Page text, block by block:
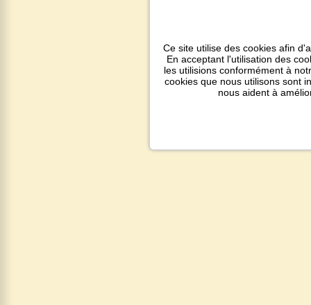
Ce site utilise des cookies afin
En acceptant l'utilisation des
les utilisions conformément à
cookies que nous utilisons sont
nous aident à